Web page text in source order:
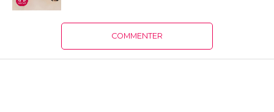
COMMENTER